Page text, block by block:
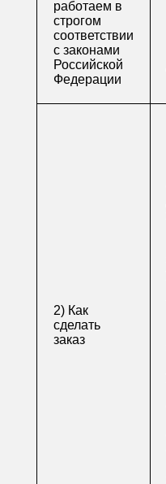
работаем в
строгом
соответствии
с законами
Российской
Федерации
2) Как
сделать
заказ